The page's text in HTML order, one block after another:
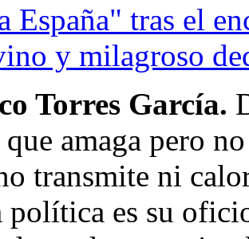
España" tras el
y milagroso
Torres García.
amaga pero
transmite ni
es su